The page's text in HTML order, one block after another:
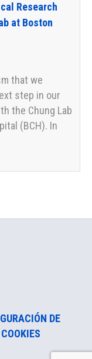
Research
at Boston
that we
step in our
the Chung Lab
(BCH). In
our
urgent
Patient and
DE